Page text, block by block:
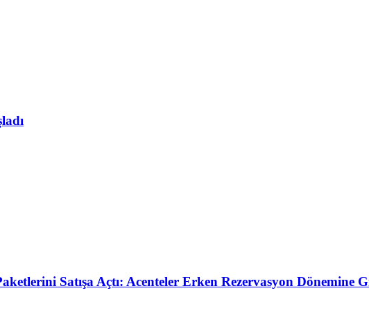
Satışa Açtı: Acenteler Erken Rezervasyon Dönemine